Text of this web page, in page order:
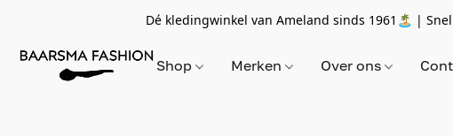
Dé kledingwinkel van Ameland sinds 1961🏝 |
Shop Merken Over ons